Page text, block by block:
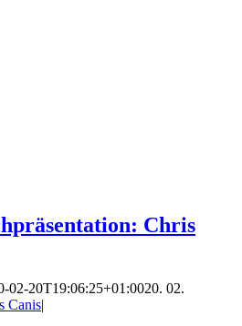
Chris
02-20T19:06:25+01:0020. 02.
Canis|